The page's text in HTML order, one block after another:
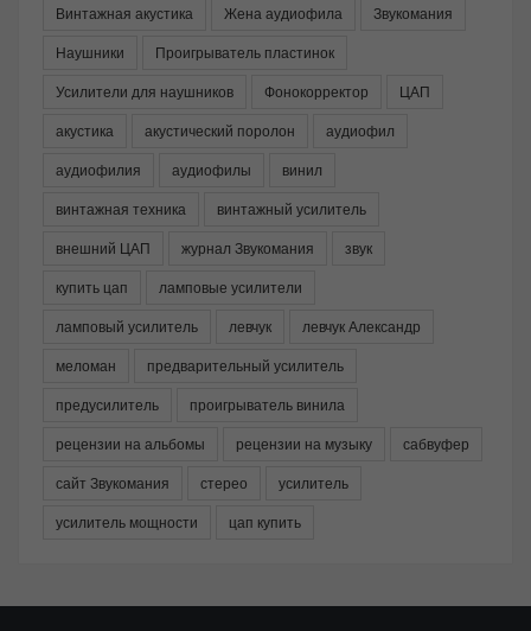
Винтажная акустика
Жена аудиофила
Звукомания
Наушники
Проигрыватель пластинок
Усилители для наушников
Фонокорректор
ЦАП
акустика
акустический поролон
аудиофил
аудиофилия
аудиофилы
винил
винтажная техника
винтажный усилитель
внешний ЦАП
журнал Звукомания
звук
купить цап
ламповые усилители
ламповый усилитель
левчук
левчук Александр
меломан
предварительный усилитель
предусилитель
проигрыватель винила
рецензии на альбомы
рецензии на музыку
сабвуфер
сайт Звукомания
стерео
усилитель
усилитель мощности
цап купить